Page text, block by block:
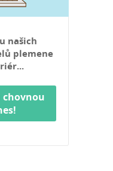
našich
plemene
chovnou